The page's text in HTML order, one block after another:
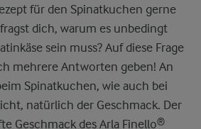
für den Spinatkuchen gerne
dich, warum es unbedingt
sein muss? Auf diese Frage
mehrere Antworten geben! An
Spinatkuchen, wie auch bei
natürlich der Geschmack. Der
Geschmack des Arla Finello®